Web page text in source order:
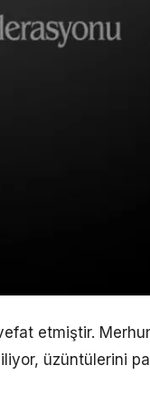
etmiştir.
üzüntülerini